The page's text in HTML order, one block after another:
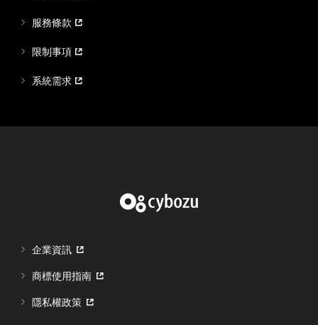
服務條款
限制事項
系統需求
企業資訊
商標使用指南
隱私權政策